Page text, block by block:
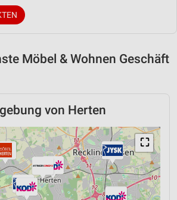
Möbel & Wohnen Geschäft
von Herten
⛶